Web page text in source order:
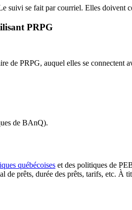
suivi se fait par courriel. Elles doivent
PRPG
de PRPG, auquel elles se connectent
de BAnQ).
québécoises et des politiques de
de prêts, durée des prêts, tarifs, etc. À